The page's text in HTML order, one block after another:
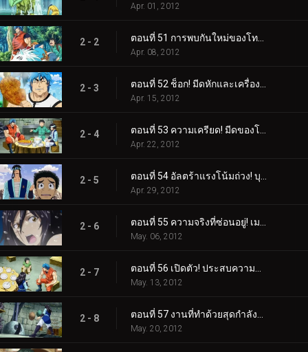
Apr. 01, 2012
2 - 2
Apr. 08, 2012
2 - 3
Apr. 15, 2012
2 - 4
Apr. 22, 2012
2 - 5
Apr. 29, 2012
2 - 6
May. 06, 2012
2 - 7
May. 13, 2012
2 - 8
May. 20, 2012